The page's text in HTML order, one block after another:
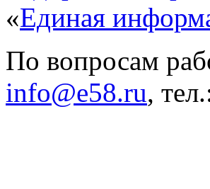
«Единая
По вопросам
info@e58.ru,